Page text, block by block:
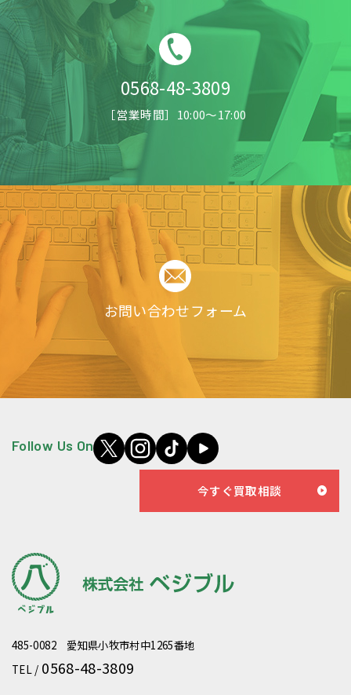
0568-48-3809
［営業時間］10:00〜17:00
お問い合わせフォーム
Follow Us On
今すぐ買取相談
485-0082 愛知県小牧市村中1265番地
TEL / 0568-48-3809